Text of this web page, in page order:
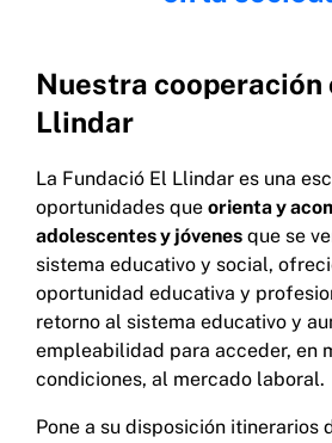
Nuestra cooperación
Llindar
La Fundació El Llindar es una
oportunidades que orienta y
adolescentes y jóvenes que se
sistema educativo y social,
oportunidad educativa y
retorno al sistema educativo y
empleabilidad para acceder, en
condiciones, al mercado laboral.
Pone a su disposición itinerarios